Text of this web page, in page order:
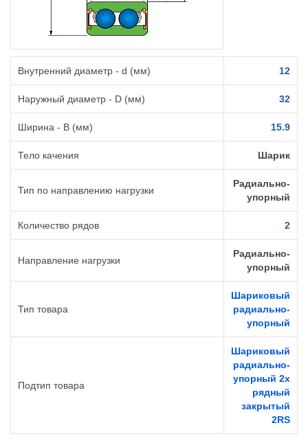
Внутренний диаметр - d (мм) 12
Наружный диаметр - D (мм) 32
Ширина - B (мм) 15.9
Тело качения Шарик
Тип по направлению нагрузки
Радиально-
упорный
Количество рядов 2
Направление нагрузки
Радиально-
упорный
Тип товара
Шариковый
радиально-
упорный
Подтип товара
Шариковый
радиально-
упорный 2х
рядный
закрытый
2RS